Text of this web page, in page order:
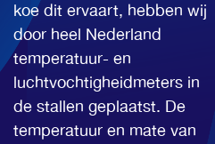
koe dit ervaart, hebben wij
door heel Nederland
temperatuur- en
luchtvochtigheidmeters in
de stallen geplaatst. De
temperatuur en mate van